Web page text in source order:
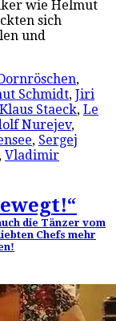
wie Helmut
sich
und
,
Schmidt, Jiri
Klaus Staeck, Le
Nurejev,
, Sergej
Vladimir
die Tänzer vom
Chefs mehr